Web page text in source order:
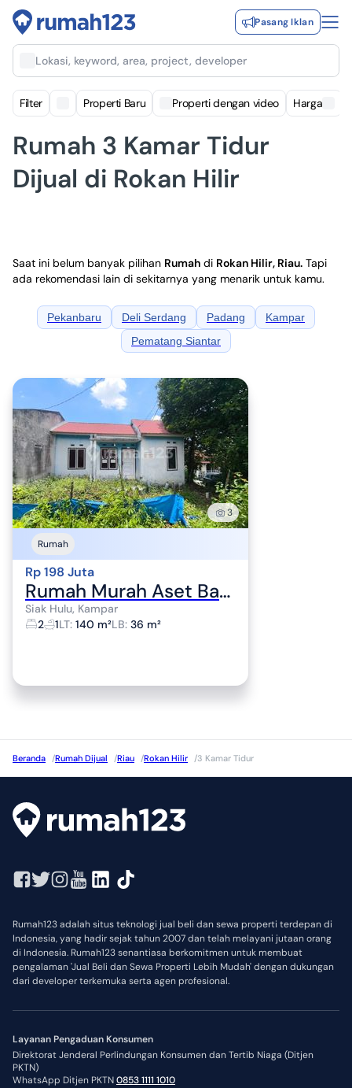
Pasang Iklan
Lokasi, keyword, area, project, developer
Filter Properti Baru Properti dengan video Harga
Rumah 3 Kamar Tidur
Dijual di Rokan Hilir
Saat ini belum banyak pilihan Rumah di Rokan Hilir, Riau. Tapi
ada rekomendasi lain di sekitarnya yang menarik untuk kamu.
Pekanbaru Deli Serdang Padang
Kampar
Pematang Siantar
3
Rumah
Rp 198 Juta
Rumah Murah Aset Bank Syariah Nasional di Pekanbaru,Siak Hulu , Kota Pekanbaru
Siak Hulu, Kampar
2
1LT: 140 m²LB: 36 m²
Beranda /Rumah Dijual /Riau /Rokan Hilir /3 Kamar Tidur
Rumah123 adalah situs teknologi jual beli dan sewa properti terdepan di
Indonesia, yang hadir sejak tahun 2007 dan telah melayani jutaan orang
di Indonesia. Rumah123 senantiasa berkomitmen untuk membuat
pengalaman 'Jual Beli dan Sewa Properti Lebih Mudah' dengan dukungan
dari developer terkemuka serta agen profesional.
Layanan Pengaduan Konsumen
Direktorat Jenderal Perlindungan Konsumen dan Tertib Niaga (Ditjen
PKTN)
WhatsApp Ditjen PKTN0853 1111 1010